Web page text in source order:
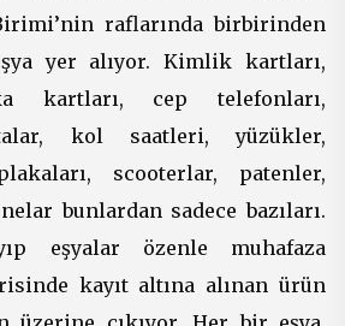
raflarında birbirinden
yer alıyor. Kimlik kartları,
kartları, cep telefonları,
kol saatleri, yüzükler,
scooterlar, patenler,
bunlardan sadece bazıları.
eşyalar özenle muhafaza
kayıt altına alınan ürün